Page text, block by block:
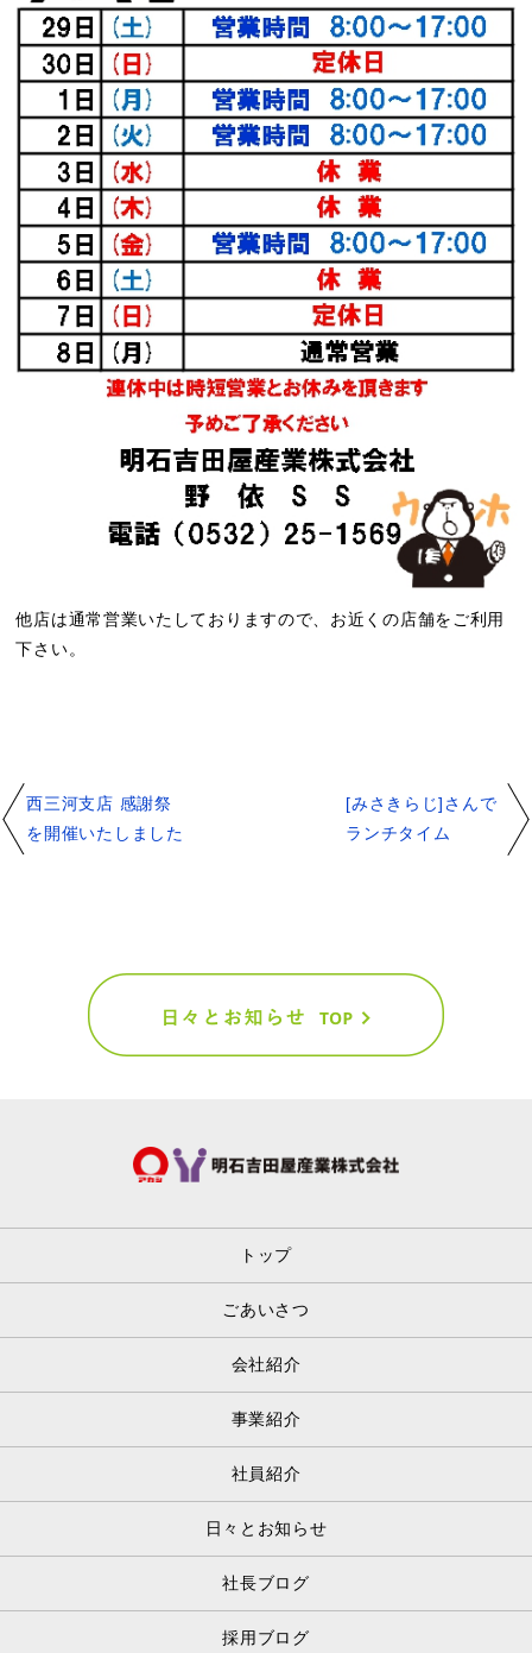
他店は通常営業いたしておりますので、お近くの店舗をご利用
下さい。
西三河支店 感謝祭
を開催いたしました
[みさきらじ]さんで
ランチタイム
トップ
ごあいさつ
会社紹介
事業紹介
社員紹介
日々とお知らせ
社長ブログ
採用ブログ